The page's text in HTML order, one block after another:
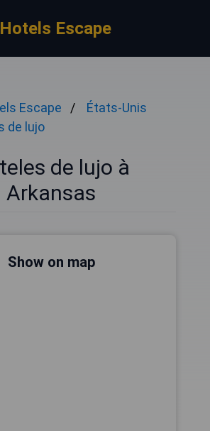
Escape
Escape
États-Unis
de lujo
de lujo à
Arkansas
Show on map